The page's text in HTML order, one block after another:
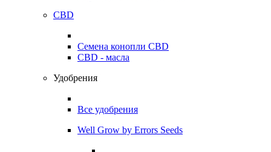
CBD
Семена конопли CBD
CBD - масла
Удобрения
Все удобрения
Well Grow by Errors Seeds